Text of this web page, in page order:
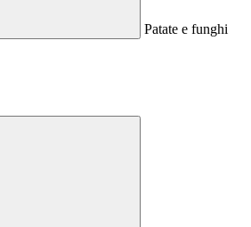
Patate e funghi